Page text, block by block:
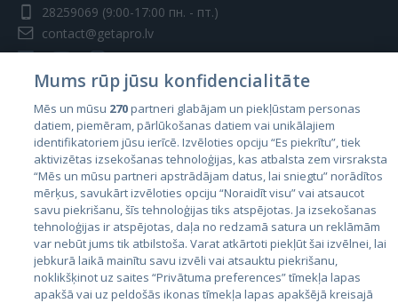
28259069 (9:00-17:00 пн. - пт.)
contact@getapro.lv
Страны
Эстония
Латвия
Литва
Mums rūp jūsu konfidencialitāte
Mēs un mūsu 270partneri glabājam un piekļūstam personas
datiem, piemēram, pārlūkošanas datiem vai unikālajiem
identifikatoriem jūsu ierīcē. Izvēloties opciju “Es piekrītu”, tiek
aktivizētas izsekošanas tehnoloģijas, kas atbalsta zem virsraksta
“Mēs un mūsu partneri apstrādājam datus, lai sniegtu” norādītos
mērķus, savukārt izvēloties opciju “Noraidīt visu” vai atsaucot
savu piekrišanu, šīs tehnoloģijas tiks atspējotas. Ja izsekošanas
tehnoloģijas ir atspējotas, daļa no redzamā satura un reklāmām
var nebūt jums tik atbilstoša. Varat atkārtoti piekļūt šai izvēlnei, lai
jebkurā laikā mainītu savu izvēli vai atsauktu piekrišanu,
noklikšķinot uz saites “Privātuma preferences” tīmekļa lapas
apakšā vai uz peldošās ikonas tīmekļa lapas apakšējā kreisajā